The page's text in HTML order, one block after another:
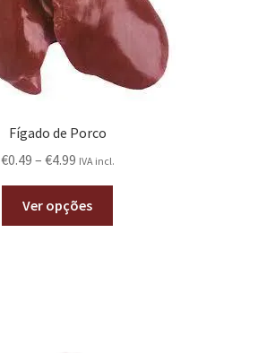
Fígado de Porco
€0.49 – €4.99 IVA incl.
Ver opções